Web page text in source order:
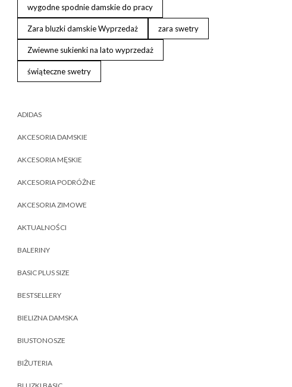
wygodne spodnie damskie do pracy
Zara bluzki damskie Wyprzedaż zara swetry
Zwiewne sukienki na lato wyprzedaż
świąteczne swetry
ADIDAS
AKCESORIA DAMSKIE
AKCESORIA MĘSKIE
AKCESORIA PODRÓŻNE
AKCESORIA ZIMOWE
AKTUALNOŚCI
BALERINY
BASIC PLUS SIZE
BESTSELLERY
BIELIZNA DAMSKA
BIUSTONOSZE
BIŻUTERIA